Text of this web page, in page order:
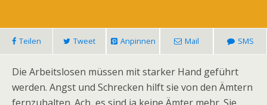
Teilen Tweet Anpinnen Mail SMS
Die Arbeitslosen müssen mit starker Hand geführt
werden. Angst und Schrecken hilft sie von den Ämtern